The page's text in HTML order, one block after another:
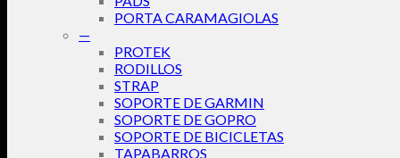
PORTA CARAMAGIOLAS
—
PROTEK
RODILLOS
STRAP
SOPORTE DE GARMIN
SOPORTE DE GOPRO
SOPORTE DE BICICLETAS
TAPABARROS